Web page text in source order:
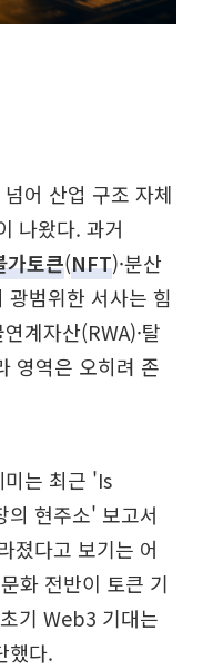
어 산업 구조 자체
나왔다. 과거
가토큰(NFT)·분산
광범위한 서사는 힘
계자산(RWA)·탈
영역은 오히려 존
는 최근 'Is
현주소' 보고서
졌다고 보기는 어
화 전반이 토큰 기
기 Web3 기대는
했다.